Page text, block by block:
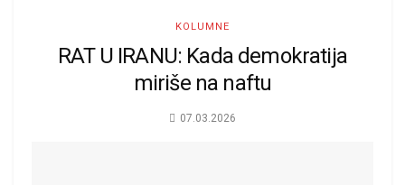
KOLUMNE
RAT U IRANU: Kada demokratija
miriše na naftu
07.03.2026